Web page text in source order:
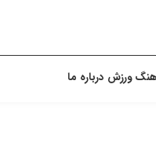
ورزش درباره ما